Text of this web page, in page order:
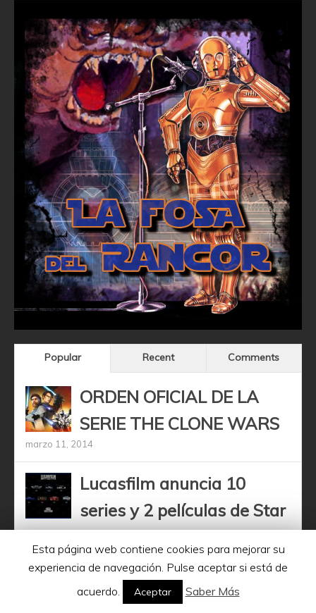
Popular Recent Comments
ORDEN OFICIAL DE LA
SERIE THE CLONE WARS
marzo 11, 2014
Lucasfilm anuncia 10
series y 2 películas de Star
Wars para los próximos años
diciembre 11, 2020
Obi-Wan Kenobi –
Esta página web contiene cookies para mejorar su
experiencia de navegación. Pulse aceptar si está de
acuerdo.
Aceptar Saber Más